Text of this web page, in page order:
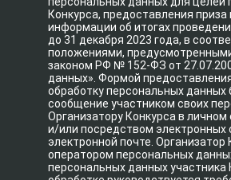
Конкурса, предоставления
информации об итогах
до 31 декабря 2023 года, в
положениями,
законом РФ № 152-ФЗ от
данных». Формой
обработку персональных данных
сообщение участником своих
Организатору Конкурса в
и/или посредством электронных
электронной почте. Организатор
оператором персональных
персональных данных участника